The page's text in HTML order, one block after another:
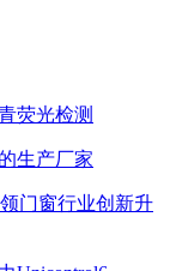
荧光检测
生产厂家
门窗行业创新升